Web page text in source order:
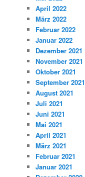
April 2022
März 2022
Februar 2022
Januar 2022
Dezember 2021
November 2021
Oktober 2021
September 2021
August 2021
Juli 2021
Juni 2021
Mai 2021
April 2021
März 2021
Februar 2021
Januar 2021